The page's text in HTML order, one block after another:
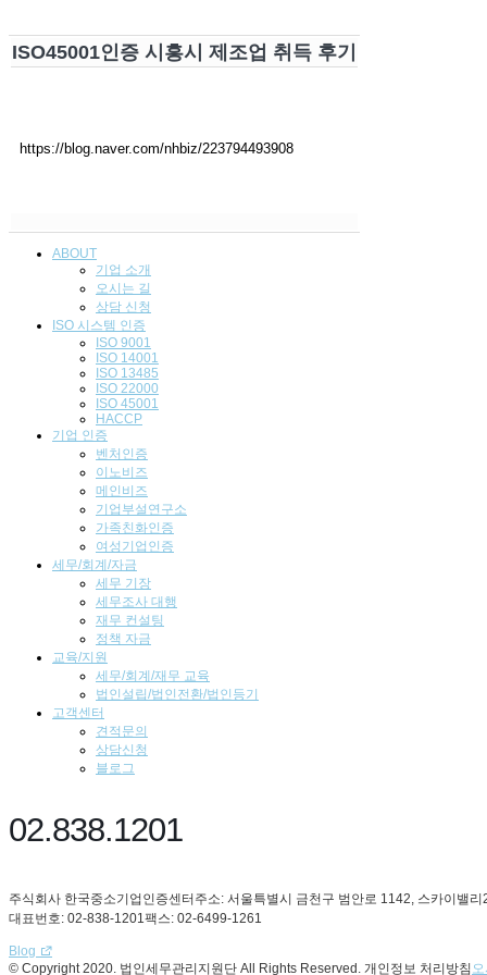
ISO45001인증 시흥시 제조업 취득 후기
https://blog.naver.com/nhbiz/223794493908
ABOUT
기업 소개
오시는 길
상담 신청
ISO 시스템 인 증
ISO 9001
ISO 14001
ISO 13485
ISO 22000
ISO 45001
HACCP
기업 인증
벤처인증
이노비즈
메인비즈
기업부설연구소
가족친화인증
여성기업인증
세무/회계/자금
세무 기장
세무조사 대행
재무 컨설팅
정책 자금
교육/지원
세무/회계/재무 교육
법인설립/법인전환/법인등기
고객센터
견적문의
상담신청
블로그
02.838.1201
주식회사 한국중소기업인증센터 주소: 서울특별시 금천구 범안로 1142, 스카이밸
대표번호: 02-838-1201팩스: 02-6499-1261
Blog
© Copyright 2020. 법인세무관리지원단 All Rights Reserved. 개인정보 처리방침